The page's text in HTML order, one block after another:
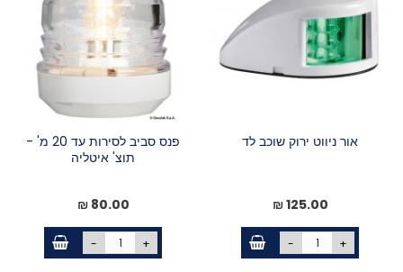
אור ניווט ירוק שוכב לד
125.00 ₪
- +
פנס סביב לסירות עד 20 מ' -
תוצ' איטליה
80.00 ₪
- +